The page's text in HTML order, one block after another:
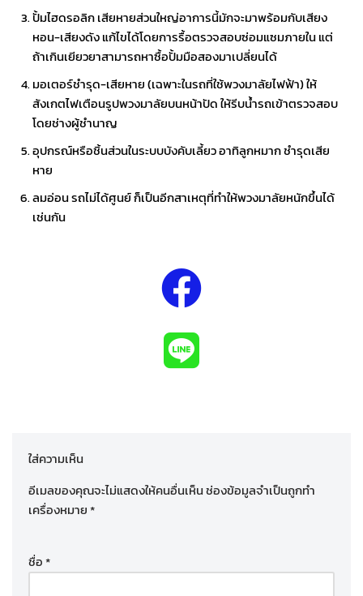
ปั้มไฮดรอลิก เสียหายส่วนใหญ่อาการนี้มักจะมาพร้อมกับเสียง
หอน-เสียงดัง แก้ไขได้โดยการรื้อตรวจสอบซ่อมแซมภายใน แต่
ถ้าเกินเยียวยาสามารถหาซื้อปั้มมือสองมาเปลี่ยนได้
มอเตอร์ชำรุด-เสียหาย (เฉพาะในรถที่ใช้พวงมาลัยไฟฟ้า) ให้
สังเกตไฟเตือนรูปพวงมาลัยบนหน้าปัด ให้รีบน้ำรถเข้าตรวจสอบ
โดยช่างผู้ชำนาญ
อุปกรณ์หรือชิ้นส่วนในระบบบังคับเลี้ยว อาทิลูกหมาก ชำรุดเสีย
หาย
ลมอ่อน รถไม่ได้ศูนย์ ก็เป็นอีกสาเหตุที่ทำให้พวงมาลัยหนักขึ้นได้
เช่นกัน
ใส่ความเห็น
อีเมลของคุณจะไม่แสดงให้คนอื่นเห็นช่องข้อมูลจำเป็นถูกทำ
เครื่องหมาย*
ชื่อ*